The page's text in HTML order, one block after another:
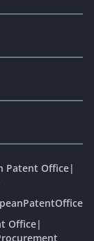
Patent Office|
Office|